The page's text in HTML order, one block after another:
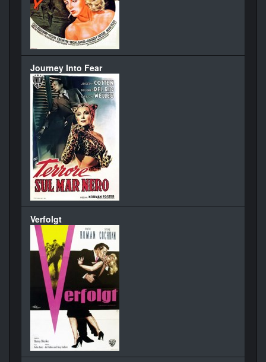
Journey Into Fear
Verfolgt